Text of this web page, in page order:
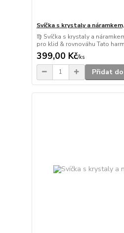
Svíčka s krystaly a
♍ Svíčka s krystaly a
pro klid & rovnováhu Tato
399,00 Kč/ks
Přidat